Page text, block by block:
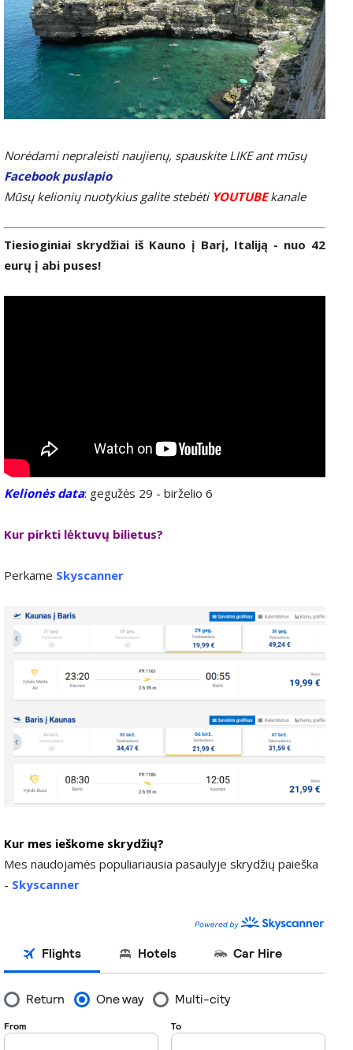
Norėdami nepraleisti naujienų, spauskite LIKE ant mūsų
Facebook puslapio
Mūsų kelionių nuotykius galite stebėti YOUTUBEkanale
Tiesioginiai skrydžiai iš Kauno į Barį, Italiją - nuo 42
eurų į abi puses!
Kelionės data: gegužės 29 - birželio 6
Kur pirkti lėktuvų bilietus?
Perkame Skyscanner
Kur mes ieškome skrydžių?
Mes naudojamės populiariausia pasaulyje skrydžių paieška
- Skyscanner